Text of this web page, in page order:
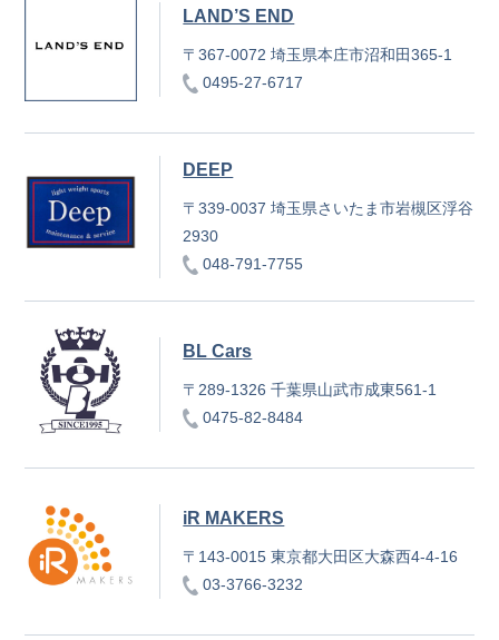
LAND’S END
〒367-0072 埼玉県本庄市沼和田365-1
0495-27-6717
DEEP
〒339-0037 埼玉県さいたま市岩槻区浮谷
2930
048-791-7755
BL Cars
〒289-1326 千葉県山武市成東561-1
0475-82-8484
iR MAKERS
〒143-0015 東京都大田区大森西4-4-16
03-3766-3232